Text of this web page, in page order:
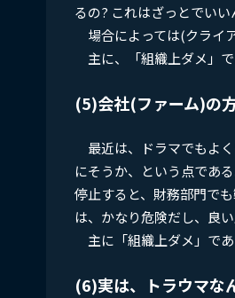
るの? これはざっとでい
場合によっては(クライ
主に、「組織上ダメ」で
(5)会社(ファーム)の
最近は、ドラマでもよ
にそうか、という点であ
停止すると、財務部門で
は、かなり危険だし、良
主に「組織上ダメ」であ
(6)実は、トラウマな